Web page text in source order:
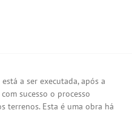
a ser executada, após a
sucesso o processo
terrenos. Esta é uma obra há